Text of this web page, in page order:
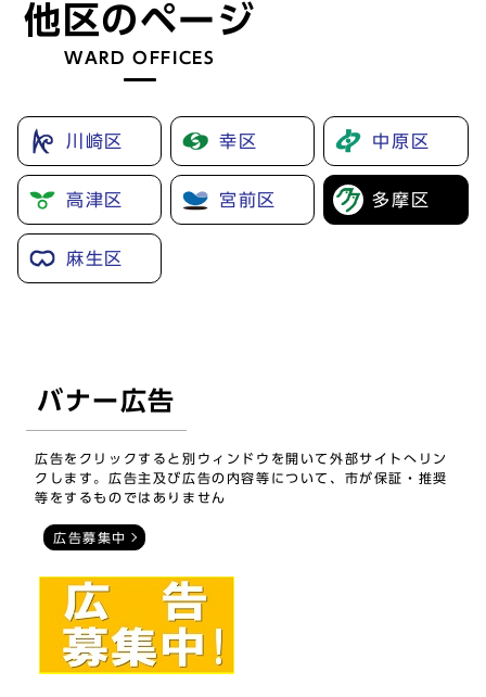
他区のページ
WARD OFFICES
川崎区 幸区 中原区
高津区 宮前区 多摩区
麻生区
バナー広告
広告をクリックすると別ウィンドウを開いて外部サイトへリン
クします。広告主及び広告の内容等について、市が保証・推奨
等をするものではありません
広告募集中